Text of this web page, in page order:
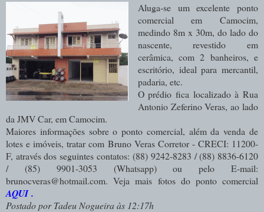
Aluga-se um excelente ponto
comercial em Camocim,
medindo 8m x 30m, do lado do
nascente, revestido em
cerâmica, com 2 banheiros, e
escritório, ideal para mercantil,
padaria, etc.
O prédio fica localizado à Rua
Antonio Zeferino Veras, ao lado
da JMV Car, em Camocim.
Maiores informações sobre o ponto comercial, além da venda de
lotes e imóveis, tratar com Bruno Veras Corretor - CRECI: 11200-
F, através dos seguintes contatos:(88) 9242-8283 / (88) 8836-6120
/ (85) 9901-3053 (Whatsapp) ou pelo E-mail:
brunocveras@hotmail.com. Veja mais fotos do ponto comercial
AQUI.
Postado por Tadeu Nogueira às 12:17h